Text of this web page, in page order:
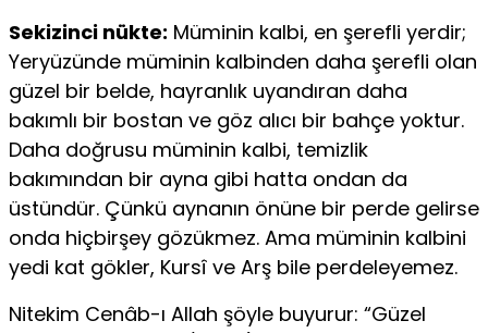
Sekizinci nükte: Müminin kalbi, en şerefli yerdir;
Yeryüzünde müminin kalbinden daha şerefli olan
güzel bir belde, hayranlık uyandıran daha
bakımlı bir bostan ve göz alıcı bir bahçe yoktur.
Daha doğrusu müminin kalbi, temizlik
bakımından bir ayna gibi hatta ondan da
üstündür. Çünkü aynanın önüne bir perde gelirse
onda hiçbirşey gözükmez. Ama müminin kalbini
yedi kat gökler, Kursî ve Arş bile perdeleyemez.
Nitekim Cenâb-ı Allah şöyle buyurur: “Güzel